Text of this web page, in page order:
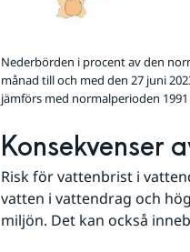
Nederbörden i procent av den
månad till och med den 27 juni
jämförs med normalperioden 1991
Konsekvenser
Risk för vattenbrist i
vatten i vattendrag och
miljön. Det kan också